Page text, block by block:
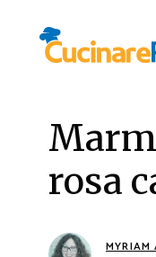
rosa
MYRIAM